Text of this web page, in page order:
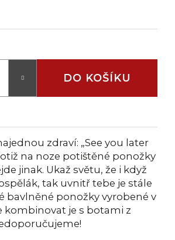
DO KOŠÍKU
zdraví: „See you later
na noze potištěné ponožky
jinak. Ukaž světu, že i když
tak uvnitř tebe je stále
bavlněné ponožky vyrobené v
kombinovat je s botami z